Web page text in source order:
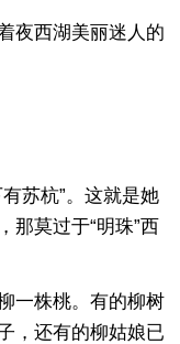
西湖美丽迷人的
苏杭”。这就是她
那莫过于“明珠”西
株桃。有的柳树
，还有的柳姑娘已